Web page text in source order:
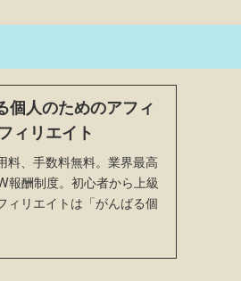
個人のためのアフィ
ィリエイト
料、手数料無料。業界最高
報酬制度。初心者から上級
ィリエイトは「がんばる個